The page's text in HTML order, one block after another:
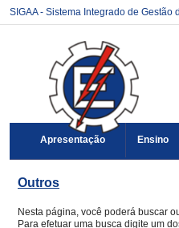
SIGAA - Sistema Integrado de Gestão
Apresentação Ensino
Outros
Nesta página, você poderá buscar
Para efetuar uma busca digite um